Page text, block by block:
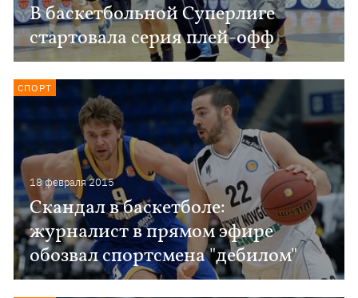
В баскетбольной Суперлиге
стартовала серия плей-офф
18 февраля 2015
Скандал в баскетболе:
журналист в прямом эфире
обозвал спортсмена "дебилом"
СПОРТ